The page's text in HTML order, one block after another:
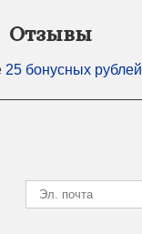
Отзывы
25 бонусных рублей